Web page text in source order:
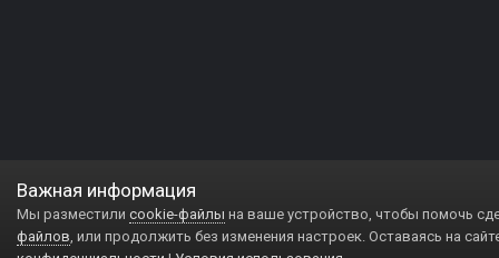
Важная информация
Мы разместили cookie-файлы на ваше устройство, чтобы помочь
файлов, или продолжить без изменения настроек. Оставаясь на